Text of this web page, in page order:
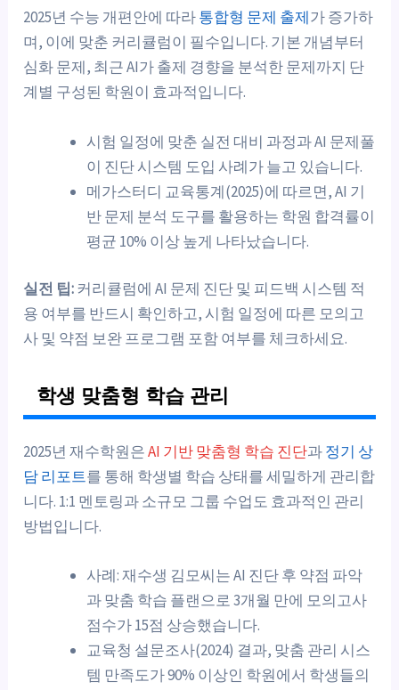
2025년 수능 개편안에 따라통합형 문제 출제가 증가하
며, 이에 맞춘 커리큘럼이 필수입니다. 기본 개념부터
심화 문제, 최근 AI가 출제 경향을 분석한 문제까지 단
계별 구성된 학원이 효과적입니다.
시험 일정에 맞춘 실전 대비 과정과 AI 문제풀
이 진단 시스템 도입 사례가 늘고 있습니다.
메가스터디 교육통계(2025)에 따르면, AI 기
반 문제 분석 도구를 활용하는 학원 합격률이
평균 10% 이상 높게 나타났습니다.
실전 팁:커리큘럼에 AI 문제 진단 및 피드백 시스템 적
용 여부를 반드시 확인하고, 시험 일정에 따른 모의고
사 및 약점 보완 프로그램 포함 여부를 체크하세요.
학생 맞춤형 학습 관리
2025년 재수학원은AI 기반 맞춤형 학습 진단과정기 상
담 리포트를 통해 학생별 학습 상태를 세밀하게 관리합
니다. 1:1 멘토링과 소규모 그룹 수업도 효과적인 관리
방법입니다.
사례: 재수생 김모씨는 AI 진단 후 약점 파악
과 맞춤 학습 플랜으로 3개월 만에 모의고사
점수가 15점 상승했습니다.
교육청 설문조사(2024) 결과, 맞춤 관리 시스
템 만족도가 90% 이상인 학원에서 학생들의